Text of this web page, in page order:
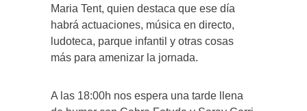
Maria Tent, quien destaca que ese día
habrá actuaciones, música en directo,
ludoteca, parque infantil y otras cosas
más para amenizar la jornada.
A las 18:00h nos espera una tarde llena